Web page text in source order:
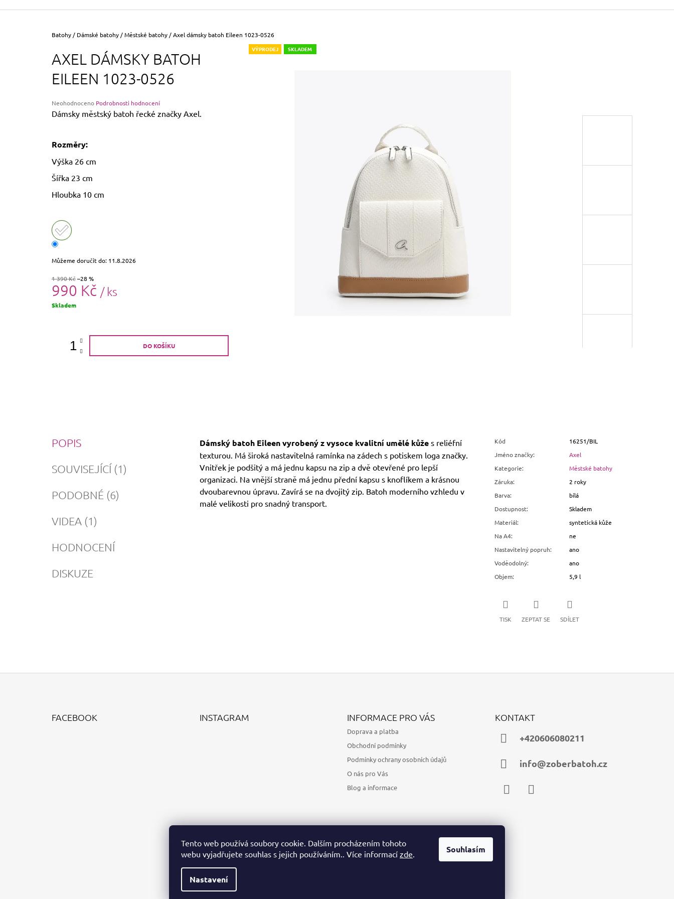
Tento web používá soubory cookie. Dalším procházením tohoto
webu vyjadřujete souhlas s jejich používáním.. Více informací zde.
Nastavení
Souhlasím
Domů
Batohy / Dámské batohy /Městské batohy /Axel dámsky batoh Eileen 1023-0526
AXEL DÁMSKY BATOH
EILEEN 1023-0526
Průměrné
hodnocení
produktu
z
hvězdiček.
Neohodnoceno Podrobnosti hodnocení
VÝPRODEJ SKLADEM
Dámsky městský batoh řecké značky Axel.
Rozměry:
Výška 26 cm
Šířka 23 cm
Hloubka 10 cm
Můžeme doručit do: 11.8.2026
1 390 Kč–28 %
990 Kč / ks
Měrná
Skladem
DO KOŠÍKU
POPIS
SOUVISEJÍCÍ (1)
PODOBNÉ (6)
VIDEA (1)
HODNOCENÍ
DISKUZE
Dámský batoh Eileen vyrobený z vysoce kvalitní umělé kůžes reliéfní
texturou. Má široká nastavitelná ramínka na zádech s potiskem loga značky.
Vnitřek je podšitý a má jednu kapsu na zip a dvě otevřené pro lepší
organizaci. Na vnější straně má jednu přední kapsu s knoflíkem a krásnou
dvoubarevnou úpravu. Zavírá se na dvojitý zip. Batoh moderního vzhledu v
malé velikosti pro snadný transport.
Kód
16251/BIL
Jméno značky:
Axel
Kategorie:
Městské batohy
Záruka:
2 roky
Barva:
bílá
Dostupnost:
Skladem
Materiál:
syntetická kůže
Na A4:
ne
Nastavitelný popruh:
ano
Voděodolný:
ano
Objem: 5,9 l
TISK ZEPTAT SE SDÍLET
FACEBOOK INSTAGRAM
Sledovat na Instagramu
INFORMACE PRO VÁS
Doprava a platba
Obchodní podmínky
Podmínky ochrany osobních údajů
O nás pro Vás
Blog a informace
KONTAKT
+420606080211
info@zoberbatoh.cz